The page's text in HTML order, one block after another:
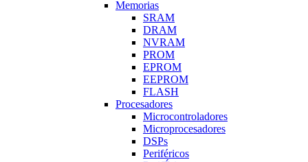
Memorias
SRAM
DRAM
NVRAM
PROM
EPROM
EEPROM
FLASH
Procesadores
Microcontroladores
Microprocesadores
DSPs
Periféricos